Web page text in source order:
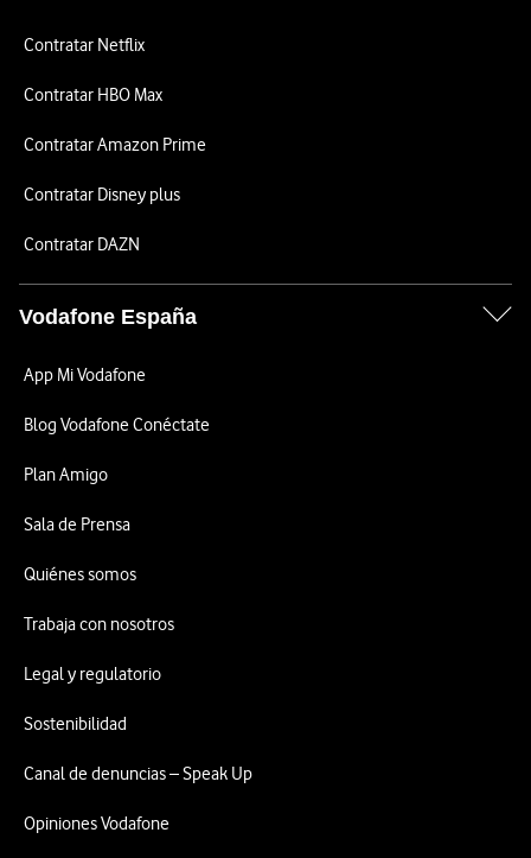
Contratar Netflix
Contratar HBO Max
Contratar Amazon Prime
Contratar Disney plus
Contratar DAZN
Vodafone España
App Mi Vodafone
Blog Vodafone Conéctate
Plan Amigo
Sala de Prensa
Quiénes somos
Trabaja con nosotros
Legal y regulatorio
Sostenibilidad
Canal de denuncias – Speak Up
Opiniones Vodafone